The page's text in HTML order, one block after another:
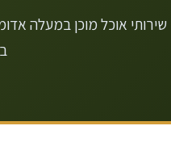
שירותי אוכל מוכן במעלה